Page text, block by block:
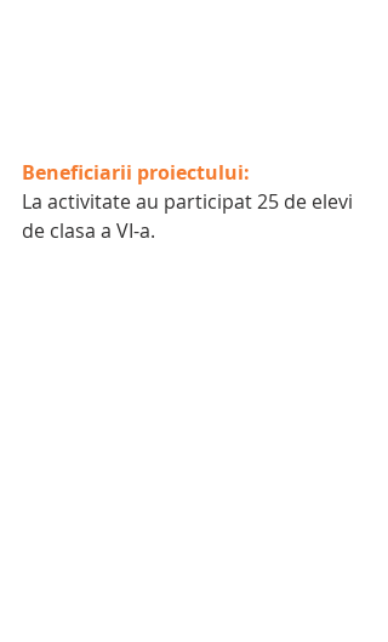
Beneficiarii proiectului:
La activitate au participat 25 de elevi
de clasa a VI-a.